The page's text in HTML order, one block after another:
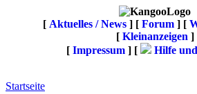
[ Aktuelles / News] [ Forum] [
[ Kleinanzeigen ]
[ Impressum] [ Hilfe
Startseite